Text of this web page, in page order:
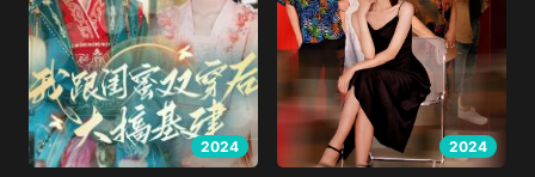
2024 2024